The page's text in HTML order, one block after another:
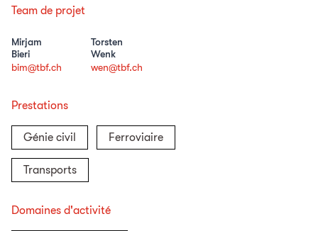
Team de projet
Mirjam
Bieri
bim@tbf.ch
Torsten
Wenk
wen@tbf.ch
Prestations
Génie civil Ferroviaire
Transports
Domaines d'activité